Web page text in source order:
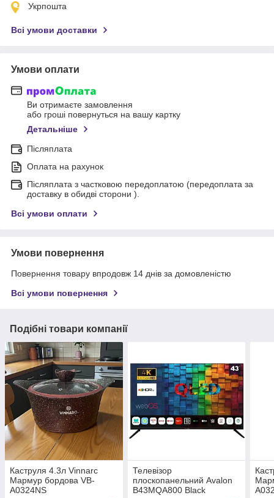
Укрпошта
Всі умови доставки
Умови оплати
Ви отримаєте замовлення
або гроші повернуться на вашу картку
Детальніше
Післяплата
Оплата на рахунок
Післяплата з частковою передоплатою (передоплата за
доставку в обидві сторони ).
Всі умови оплати
Умови повернення
Повернення товару впродовж 14 днів за домовленістю
Всі умови повернення
Подібні товари компанії
Каструля 4.3л Vinnarc
Мармур бордова VB-
A0324NS
Телевізор
плоскопанельний Avalon
B43MQA800 Black